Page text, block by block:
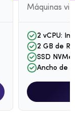
Máquinas
2 vCPU:
2 GB de
SSD
Ancho de